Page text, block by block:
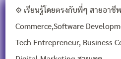
⚙️ เรียนรู้โดยตรงกับพี่ๆ สายอาชีพ
Commerce,Software
Tech Entrepreneur, Business